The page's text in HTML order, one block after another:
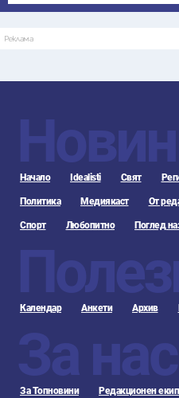
Реклама
Начало Idealisti Свят
Политика Медиякаст От
Спорт Любопитно Поглед
Календар Анкети Архив
За нас
За Топновини Редакционен екип